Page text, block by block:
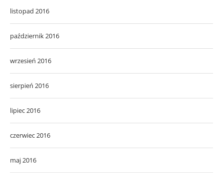
listopad 2016
październik 2016
wrzesień 2016
sierpień 2016
lipiec 2016
czerwiec 2016
maj 2016